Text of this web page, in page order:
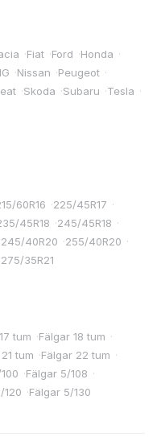
·Fiat ·Ford ·Honda ·
·Nissan ·Peugeot ·
·Skoda ·Subaru ·Tesla ·
60R16 ·225/45R17 ·
45R18 ·245/45R18 ·
245/40R20 ·255/40R20 ·
275/35R21
tum ·Fälgar 18 tum ·
tum ·Fälgar 22 tum ·
·Fälgar 5/108 ·
120 ·Fälgar 5/130